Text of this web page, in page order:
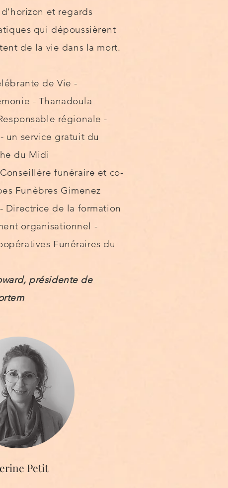
et regards
qui dépoussièrent
de la vie dans la mort.
de Vie -
- Thanadoula
régionale -
un service gratuit du
du Midi
funéraire et co-
Funèbres Gimenez
Directrice de la formation
organisationnel -
Funéraires du
présidente de
Petit